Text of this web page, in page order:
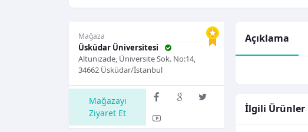
Mağaza
Üsküdar Üniversitesi
Altunizade, Üniversite Sok. No:14,
34662 Üsküdar/İstanbul
Mağazayı
Ziyaret Et
Açıklama
İlgili Ürünler